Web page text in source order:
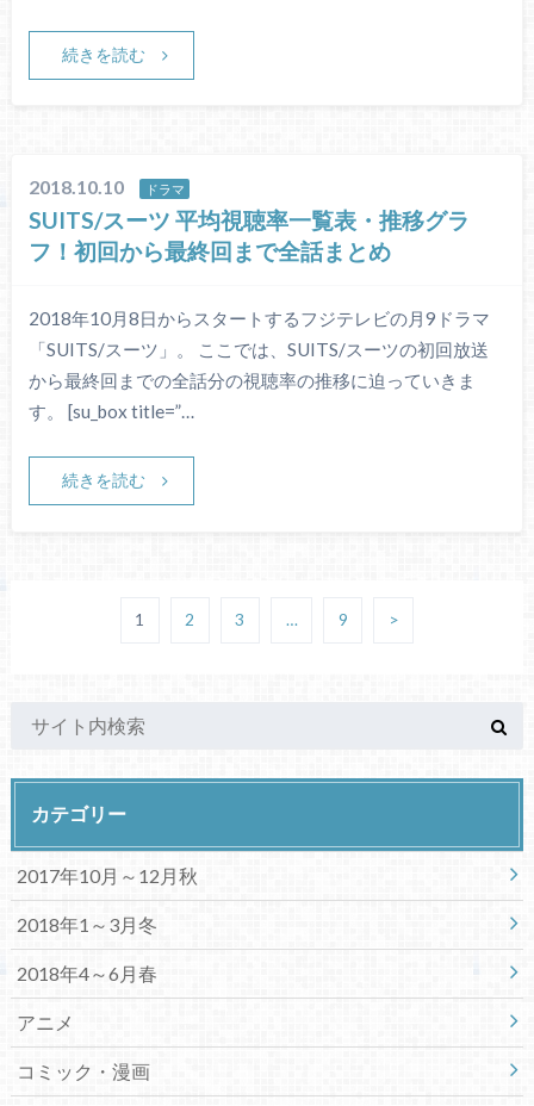
続きを読む
2018.10.10 ドラマ
SUITS/スーツ 平均視聴率一覧表・推移グラ
フ！初回から最終回まで全話まとめ
2018年10月8日からスタートするフジテレビの月9ドラマ
「SUITS/スーツ」。 ここでは、SUITS/スーツの初回放送
から最終回までの全話分の視聴率の推移に迫っていきま
す。 [su_box title=”…
続きを読む
1 2 3 … 9 >
カテゴリー
2017年10月～12月秋
2018年1～3月冬
2018年4～6月春
アニメ
コミック・漫画